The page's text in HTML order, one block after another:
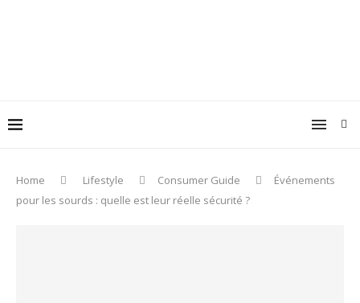
Home Lifestyle Consumer Guide
Événements
pour les sourds : quelle est leur réelle sécurité ?